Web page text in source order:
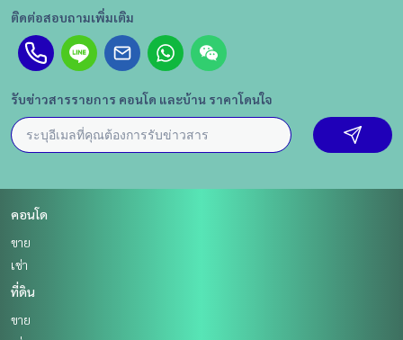
ติดต่อสอบถามเพิ่มเติม
รับข่าวสารรายการ คอนโด และบ้าน ราคาโดนใจ
คอนโด
ขาย
เช่า
ที่ดิน
ขาย